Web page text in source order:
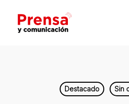
main
Destacado Sin